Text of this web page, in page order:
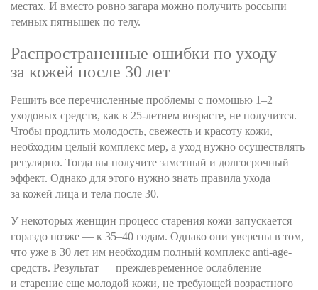
местах. И вместо ровно загара можно получить россыпи
темных пятнышек по телу.
Распространенные ошибки по уходу
за кожей после 30 лет
Решить все перечисленные проблемы с помощью 1–2
уходовых средств, как в 25-летнем возрасте, не получится.
Чтобы продлить молодость, свежесть и красоту кожи,
необходим целый комплекс мер, а уход нужно осуществлять
регулярно. Тогда вы получите заметный и долгосрочный
эффект. Однако для этого нужно знать правила ухода
за кожей лица и тела после 30.
У некоторых женщин процесс старения кожи запускается
гораздо позже — к 35–40 годам. Однако они уверены в том,
что уже в 30 лет им необходим полный комплекс anti-age-
средств. Результат — преждевременное ослабление
и старение еще молодой кожи, не требующей возрастного